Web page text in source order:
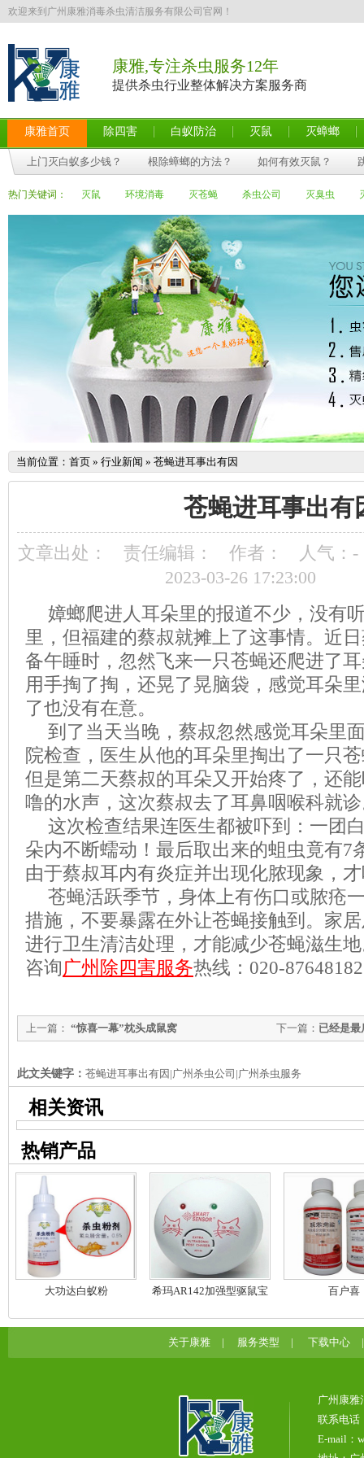
欢迎来到广州康雅消毒杀虫清洁服务有限公司官网！
康雅,专注杀虫服务12年
提供杀虫行业整体解决方案服务商
康雅首页 除四害 白蚁防治 灭鼠 灭蟑螂
上门灭白蚁多少钱？ 根除蟑螂的方法？ 如何有效灭鼠？
热门关键词： 灭鼠 环境消毒 灭苍蝇 杀虫公司 灭臭虫
当前位置： 首页 » 行业新闻 » 苍蝇进耳事出有因
苍蝇进耳事出有
文章出处： 责任编辑： 作者： 人气： -
2023-03-26 17:23:00
嫜螂爬进人耳朵里的报道不少，没有
里，但福建的蔡叔就摊上了这事情。近
备午睡时，忽然飞来一只苍蝇还爬进了
用手掏了掏，还晃了晃脑袋，感觉耳朵
了也没有在意。
到了当天当晚，蔡叔忽然感觉耳朵里
院检查，医生从他的耳朵里掏出了一只
但是第二天蔡叔的耳朵又开始疼了，还
噜的水声，这次蔡叔去了耳鼻咽喉科就
这次检查结果连医生都被吓到：一团
朵内不断蠕动！最后取出来的蛆虫竟有7
由于蔡叔耳内有炎症并出现化脓现象，
苍蝇活跃季节，身体上有伤口或脓疮
措施，不要暴露在外让苍蝇接触到。家
进行卫生清洁处理，才能减少苍蝇滋生
咨询广州除四害服务热线： 020-87648182
下一篇： 已经是最
上一篇： “惊喜一幕”枕头成鼠窝
此文关键字： 苍蝇进耳事出有因|广州杀虫公司|广州杀虫服务
相关资讯
热销产品
大功达白蚁粉 希玛AR142加强型驱鼠宝 百户喜
关于康雅 | 服务类型 | 下载中心 |
广州康雅
联系电话
E-mail：